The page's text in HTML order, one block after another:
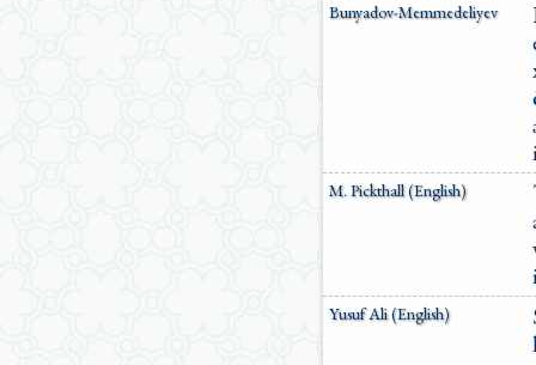
Bunyadov-Memmedeliyev
M. Pickthall (English)
Yusuf Ali (English)